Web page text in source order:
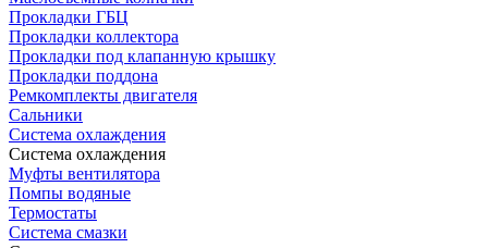
Прокладки ГБЦ
Прокладки коллектора
Прокладки под клапанную крышку
Прокладки поддона
Ремкомплекты двигателя
Сальники
Система охлаждения
Система охлаждения
Муфты вентилятора
Помпы водяные
Термостаты
Система смазки